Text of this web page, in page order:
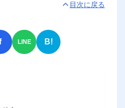
目次に戻る
LINE B!